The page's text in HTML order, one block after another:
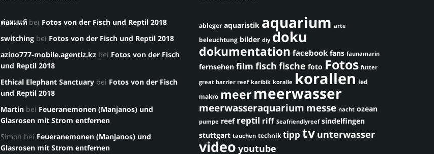
ต่อผมแท้ bei Fotos von der Fisch und Reptil 2018
switching bei Fotos von der Fisch und Reptil 2018
azino777-mobile.agentiz.kz bei Fotos von der Fisch
und Reptil 2018
Ethical Elephant Sanctuary bei Fotos von der Fisch
und Reptil 2018
Martin bei Feueranemonen (Manjanos) und
Glasrosen mit Strom entfernen
Simon bei Feueranemonen (Manjanos) und
Glasrosen mit Strom entfernen
ableger aquaristik aquarium arte
beleuchtung bilder diy doku
dokumentation facebook fans faunamarin
fernsehen film fisch fische foto Fotos futter
great barrier reef karibik koralle korallen led
makro meermeerwasser
meerwasseraquarium messe nacht ozean
pumpe reef reptil riff Seafriendlyreef sindelfingen
stuttgart tauchen technik tipp tv unterwasser
video youtube